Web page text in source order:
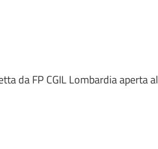
da FP CGIL Lombardia aperta al